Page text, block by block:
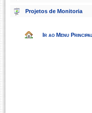
Projetos de Monitoria
Ir ao Menu Principal